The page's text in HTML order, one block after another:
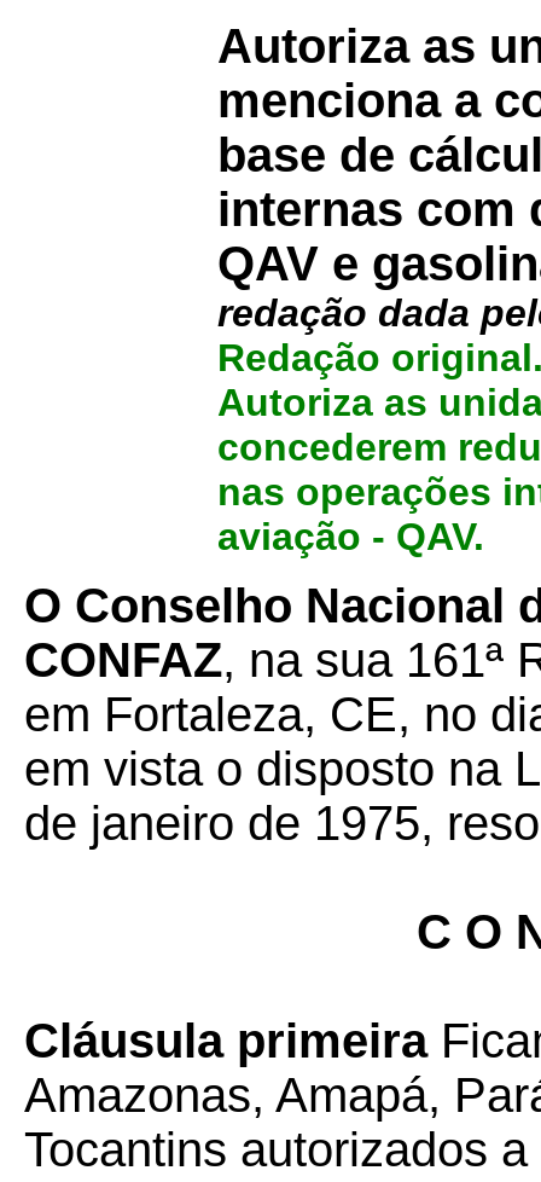
Autoriza as
menciona a
base de
internas com
QAV e
redação dada
Redação
Autoriza as
concederem
nas operações
aviação - QAV.
O Conselho Nacional
CONFAZ, na sua 161ª
em Fortaleza, CE, no
em vista o disposto na
de janeiro de 1975,
C O
Cláusula primeira
Amazonas, Amapá,
Tocantins autorizados